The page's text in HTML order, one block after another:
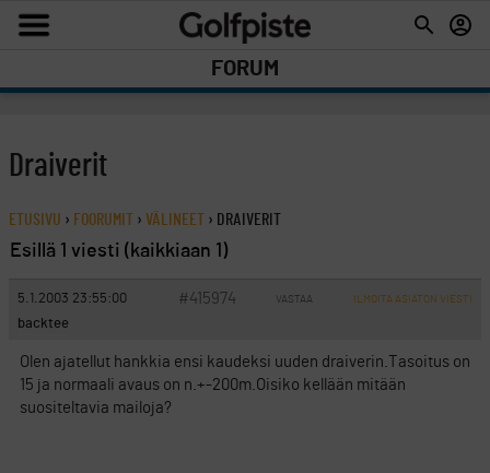
FORUM
Draiverit
ETUSIVU › FOORUMIT › VÄLINEET › DRAIVERIT
Esillä 1 viesti (kaikkiaan 1)
5.1.2003 23:55:00 #415974 VASTAA ILMOITA ASIATON VIESTI
backtee
Olen ajatellut hankkia ensi kaudeksi uuden draiverin.Tasoitus on
15 ja normaali avaus on n.+-200m.Oisiko kellään mitään
suositeltavia mailoja?